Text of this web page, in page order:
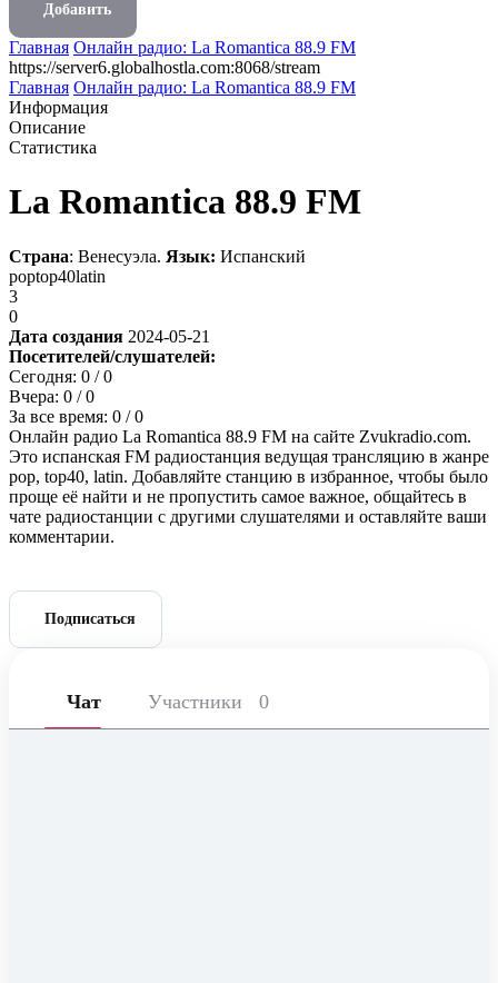
Добавить
Главная Онлайн радио: La Romantica 88.9 FM
https://server6.globalhostla.com:8068/stream
Главная Онлайн радио: La Romantica 88.9 FM
Информация
Описание
Статистика
La Romantica 88.9 FM
Страна: Венесуэла. Язык: Испанский
poptop40latin
3
0
Дата создания 2024-05-21
Посетителей/слушателей:
Сегодня: 0 / 0
Вчера: 0 / 0
За все время: 0 / 0
Онлайн радио La Romantica 88.9 FM на сайте Zvukradio.com.
Это испанская FM радиостанция ведущая трансляцию в жанре
pop, top40, latin. Добавляйте станцию в избранное, чтобы было
проще её найти и не пропустить самое важное, общайтесь в
чате радиостанции с другими слушателями и оставляйте ваши
комментарии.
Подписаться
Чат Участники 0